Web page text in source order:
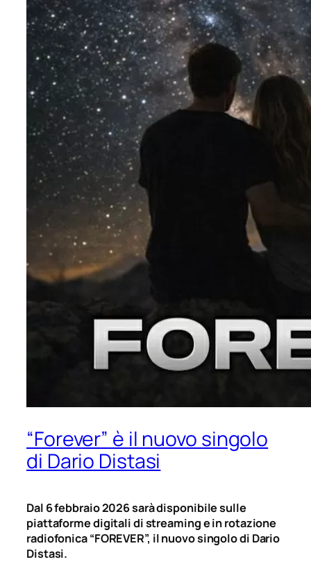
“Forever” è il nuovo singolo
di Dario Distasi
Dal 6 febbraio 2026 sarà disponibile sulle
piattaforme digitali di streaming e in rotazione
radiofonica “FOREVER”, il nuovo singolo di Dario
Distasi.